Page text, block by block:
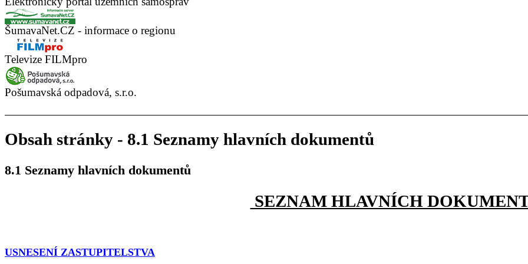
ŠumavaNet.CZ - informace o regionu
Televize FILMpro
Pošumavská odpadová, s.r.o.
Obsah stránky - 8.1 Seznamy hlavních dokumentů
8.1 Seznamy hlavních dokumentů
SEZNAM HLAVNÍCH
USNESENÍ ZASTUPITELSTVA